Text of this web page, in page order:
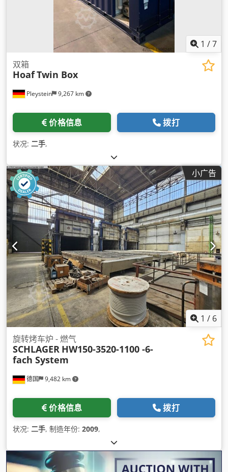
1 /7
Pleystein 9,267 km
双箱
HoafTwin Box
价格信息 拨打
状况: 二手,
小广告
1 / 6
德国 9,482 km
旋转烤车炉 - 燃气
SCHLAGER HW150-3520-1100 -6-
fach System
价格信息 拨打
状况: 二手, 制造年份: 2009,